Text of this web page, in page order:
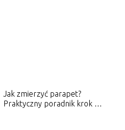
Jak zmierzyć parapet?
Praktyczny poradnik krok po